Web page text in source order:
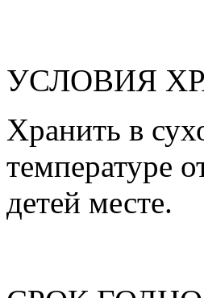
УСЛОВИЯ
Хранить в
температуре
детей месте.